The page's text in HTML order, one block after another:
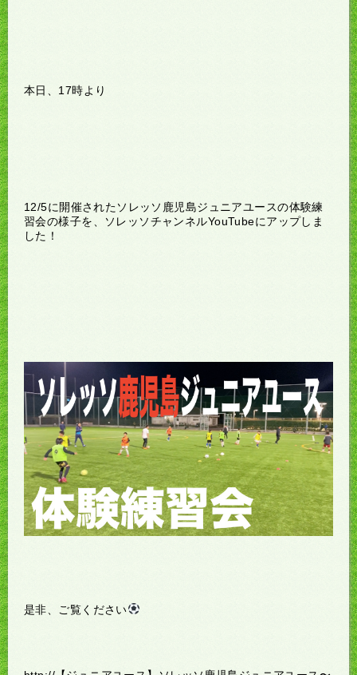
本日、17時より
12/5に開催されたソレッソ鹿児島ジュニアユースの体験練
習会の様子を、ソレッソチャンネルYouTubeにアップしま
した！
是非、ご覧ください